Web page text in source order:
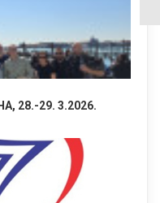
28.-29. 3.2026.